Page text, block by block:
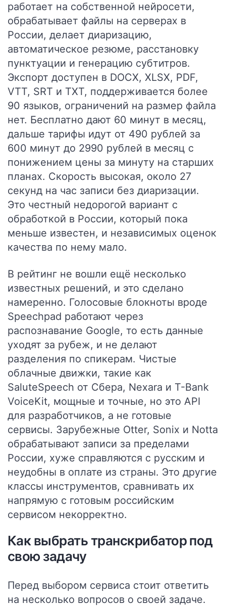
работает на собственной нейросети,
обрабатывает файлы на серверах в
России, делает диаризацию,
автоматическое резюме, расстановку
пунктуации и генерацию субтитров.
Экспорт доступен в DOCX, XLSX, PDF,
VTT, SRT и TXT, поддерживается более
90 языков, ограничений на размер файла
нет. Бесплатно дают 60 минут в месяц,
дальше тарифы идут от 490 рублей за
600 минут до 2990 рублей в месяц с
понижением цены за минуту на старших
планах. Скорость высокая, около 27
секунд на час записи без диаризации.
Это честный недорогой вариант с
обработкой в России, который пока
меньше известен, и независимых оценок
качества по нему мало.
В рейтинг не вошли ещё несколько
известных решений, и это сделано
намеренно. Голосовые блокноты вроде
Speechpad работают через
распознавание Google, то есть данные
уходят за рубеж, и не делают
разделения по спикерам. Чистые
облачные движки, такие как
SaluteSpeech от Сбера, Nexara и T-Bank
VoiceKit, мощные и точные, но это API
для разработчиков, а не готовые
сервисы. Зарубежные Otter, Sonix и Notta
обрабатывают записи за пределами
России, хуже справляются с русским и
неудобны в оплате из страны. Это другие
классы инструментов, сравнивать их
напрямую с готовым российским
сервисом некорректно.
Как выбрать транскрибатор под
свою задачу
Перед выбором сервиса стоит ответить
на несколько вопросов о своей задаче.